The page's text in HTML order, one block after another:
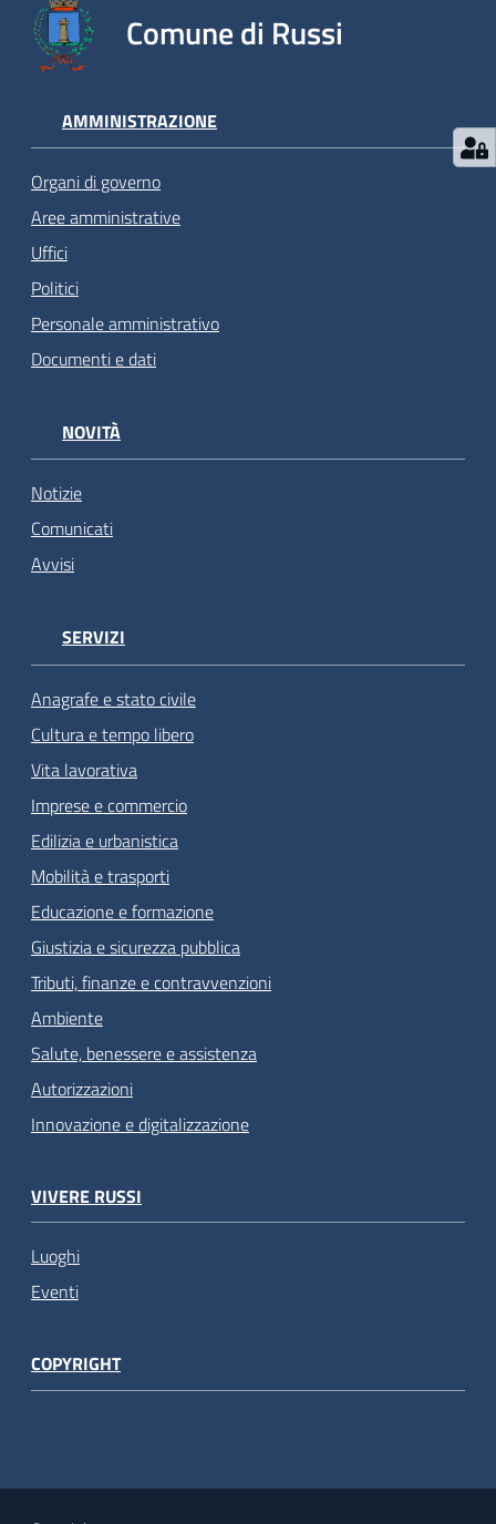
Comune di Russi
AMMINISTRAZIONE
Organi di governo
Aree amministrative
Uffici
Politici
Personale amministrativo
Documenti e dati
NOVITÀ
Notizie
Comunicati
Avvisi
SERVIZI
Anagrafe e stato civile
Cultura e tempo libero
Vita lavorativa
Imprese e commercio
Edilizia e urbanistica
Mobilità e trasporti
Educazione e formazione
Giustizia e sicurezza pubblica
Tributi, finanze e contravvenzioni
Ambiente
Salute, benessere e assistenza
Autorizzazioni
Innovazione e digitalizzazione
VIVERE RUSSI
Luoghi
Eventi
COPYRIGHT